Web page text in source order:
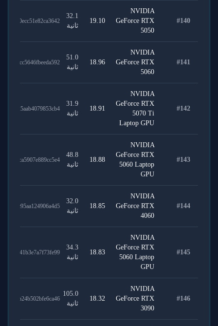
#140
NVIDIA
GeForce RTX
5050
19.10
32.1
ثانية
4fa350ecc51e82ca3642
#141
NVIDIA
GeForce RTX
5060
18.96
51.0
ثانية
c1b46cc5646fbeeda592
#142
NVIDIA
GeForce RTX
5070 Ti
Laptop GPU
18.91
31.9
ثانية
2d8f425aab4079853cb4
#143
NVIDIA
GeForce RTX
5060 Laptop
GPU
18.88
48.8
ثانية
e898bca5907e889cc5e4
#144
NVIDIA
GeForce RTX
4060
18.85
32.0
ثانية
79129c95aa124906a4d5
#145
NVIDIA
GeForce RTX
5060 Laptop
GPU
18.83
34.3
ثانية
f1eec41b3e7a7f73fe99
#146
NVIDIA
GeForce RTX
3090
18.32
105.0
ثانية
6c1b4b24b502bfe6ca46